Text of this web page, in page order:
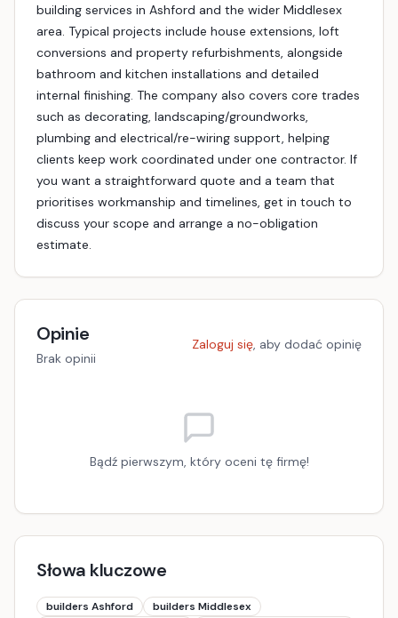
building services in Ashford and the wider Middlesex
area. Typical projects include house extensions, loft
conversions and property refurbishments, alongside
bathroom and kitchen installations and detailed
internal finishing. The company also covers core trades
such as decorating, landscaping/groundworks,
plumbing and electrical/re-wiring support, helping
clients keep work coordinated under one contractor. If
you want a straightforward quote and a team that
prioritises workmanship and timelines, get in touch to
discuss your scope and arrange a no-obligation
estimate.
Opinie
Brak opinii
Zaloguj się, aby dodać opinię
Bądź pierwszym, który oceni tę firmę!
Słowa kluczowe
builders Ashford
builders Middlesex